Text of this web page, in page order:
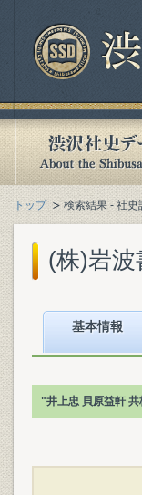
トップ 検索結果 - 社史
(株)岩
基本情報
"井上忠 貝原益軒